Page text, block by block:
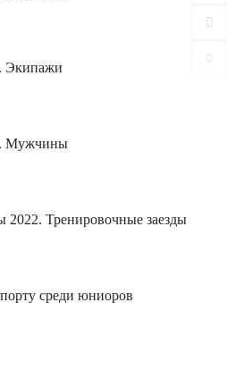
Экипажи
Мужчины
Тренировочные заезды
среди юниоров